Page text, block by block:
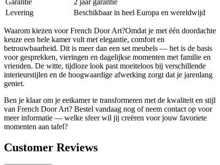
Garantie
2 jaar garantie
Levering
Beschikbaar in heel Europa en wereldwijd
Waarom kiezen voor French Door Art?Omdat je met één doordachte
keuze een hele kamer vult met elegantie, comfort en
betrouwbaarheid. Dit is meer dan een set meubels — het is de basis
voor gesprekken, vieringen en dagelijkse momenten met familie en
vrienden. De witte, tijdloze look past moeiteloos bij verschillende
interieurstijlen en de hoogwaardige afwerking zorgt dat je jarenlang
geniet.
Ben je klaar om je eetkamer te transformeren met de kwaliteit en stijl
van French Door Art? Bestel vandaag nog of neem contact op voor
meer informatie — welke sfeer wil jij creëren voor jouw favoriete
momenten aan tafel?
Customer Reviews